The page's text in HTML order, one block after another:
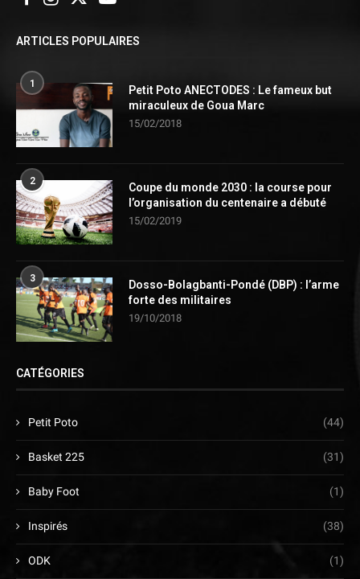
ARTICLES POPULAIRES
1
Petit Poto ANECTODES : Le fameux but
miraculeux de Goua Marc
15/02/2018
2
Coupe du monde 2030 : la course pour
l’organisation du centenaire a débuté
15/02/2019
3
Dosso-Bolagbanti-Pondé (DBP) : l’arme
forte des militaires
19/10/2018
CATÉGORIES
Petit Poto (44)
Basket 225 (31)
Baby Foot (1)
Inspirés (38)
ODK (1)